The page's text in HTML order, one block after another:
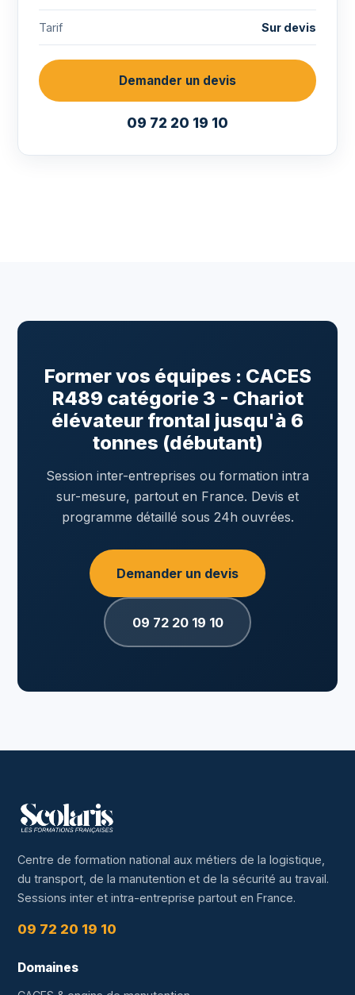
Tarif Sur devis
Demander un devis
09 72 20 19 10
Former vos équipes : CACES
R489 catégorie 3 - Chariot
élévateur frontal jusqu'à 6
tonnes (débutant)
Session inter-entreprises ou formation intra
sur-mesure, partout en France. Devis et
programme détaillé sous 24h ouvrées.
Demander un devis
09 72 20 19 10
Centre de formation national aux métiers de la logistique,
du transport, de la manutention et de la sécurité au travail.
Sessions inter et intra-entreprise partout en France.
09 72 20 19 10
Domaines